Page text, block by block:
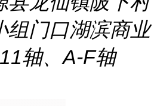
组门口湖滨商业
轴、A-F轴